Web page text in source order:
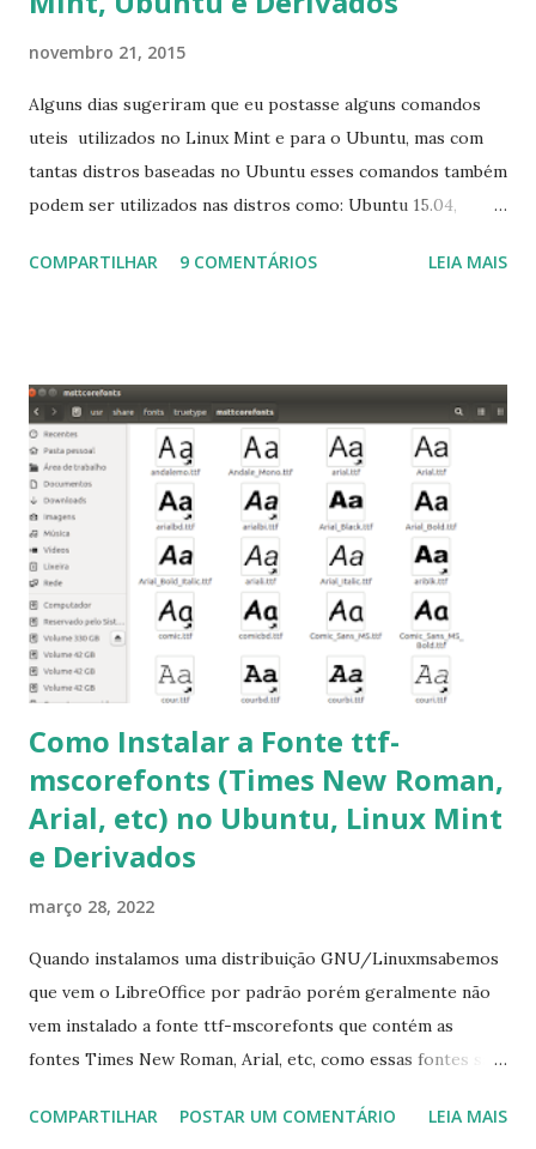
novembro 21, 2015
Alguns dias sugeriram que eu postasse alguns comandos
uteis utilizados no Linux Mint e para o Ubuntu, mas com
tantas distros baseadas no Ubuntu esses comandos também
podem ser utilizados nas distros como: Ubuntu 15.04,
Linux Mint 17, Pinguy OS 14.04, Elementary OS 0.3, Deepin
para usuários iniciantes... 1- Atualizar a lista de pacotes: $
sudo apt-get update 2- Atualizar toda a distro: $ sudo apt-
get -f dist-upgrade ou update-manager -d -c 3- Instalar
pacotes: $ sudo apt-get install [nome do pacote] 4-
Procurar arquivos corrompidos: $ sudo apt-get check 5-
Corrigir problemas de dependências, concluir instalação de
pacotes pendentes e outros erros: $ sudo apt-get -f install
6- Se o comando sudo apt-get -f install nã...
COMPARTILHAR 9 COMENTÁRIOS LEIA MAIS
Como Instalar a Fonte ttf-
mscorefonts (Times New Roman,
Arial, etc) no Ubuntu, Linux Mint
e Derivados
março 28, 2022
Quando instalamos uma distribuição GNU/Linuxmsabemos
que vem o LibreOffice por padrão porém geralmente não
vem instalado a fonte ttf-mscorefonts que contém as
fontes Times New Roman, Arial, etc, como essas fontes são
a Associação Brasileira de Normas Técnicas (ABNT), exige
COMPARTILHAR POSTAR UM COMENTÁRIO LEIA MAIS